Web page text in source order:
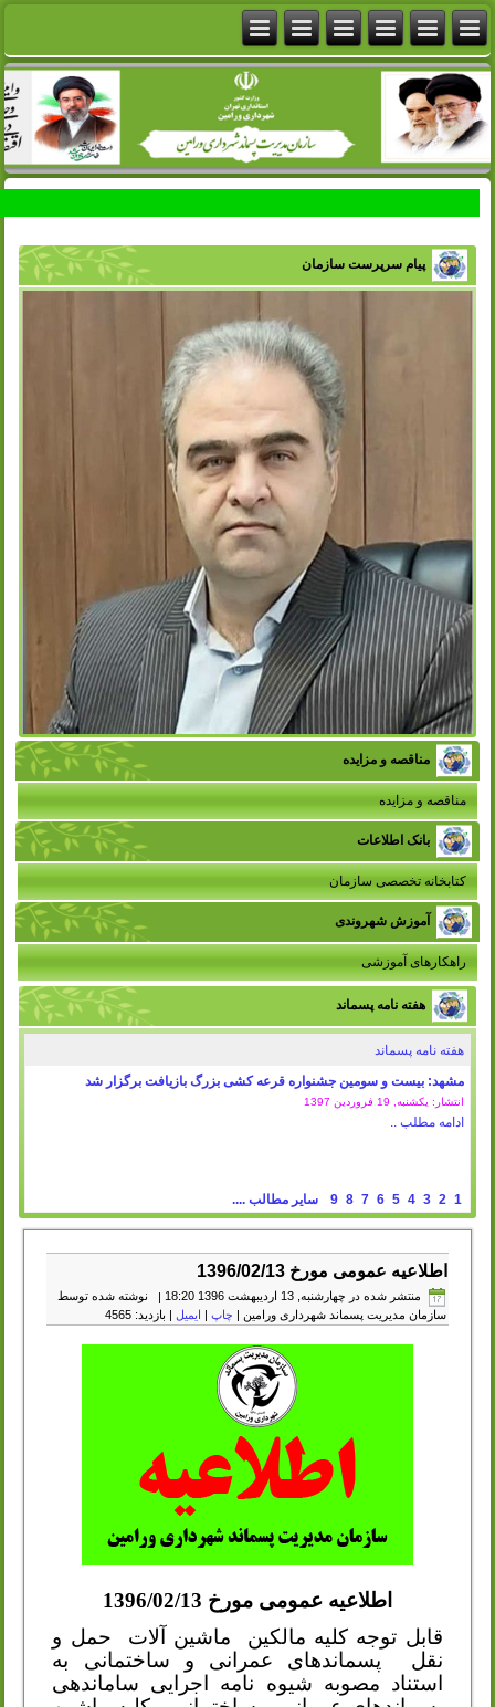
پیام سرپرست سازمان
مناقصه و مزایده
مناقصه و مزایده
بانک اطلاعات
کتابخانه تخصصی سازمان
آموزش شهروندی
راهکارهای آموزشی
هفته نامه پسماند
هفته نامه پسماند
مشهد: بیست و سومین جشنواره قرعه کشی بزرگ بازیافت برگزار شد
انتشار: یکشنبه, 19 فروردين 1397
ادامه مطلب ..
1
2
3
4
5
6
7
8
9 سایر مطالب ....
اطلاعیه عمومی مورخ 1396/02/13
منتشر شده در چهارشنبه, 13 ارديبهشت 1396 18:20 |
نوشته شده توسط
سازمان مدیریت پسماند شهرداری ورامین | چاپ | ایمیل | بازدید: 4565
اطلاعیه عمومی مورخ 1396/02/13
قابل توجه کلیه مالکین
ماشین آلات
حمل و
نقل
پسماندهای عمرانی و ساختمانی به
استناد مصوبه شیوه نامه اجرایی ساماندهی